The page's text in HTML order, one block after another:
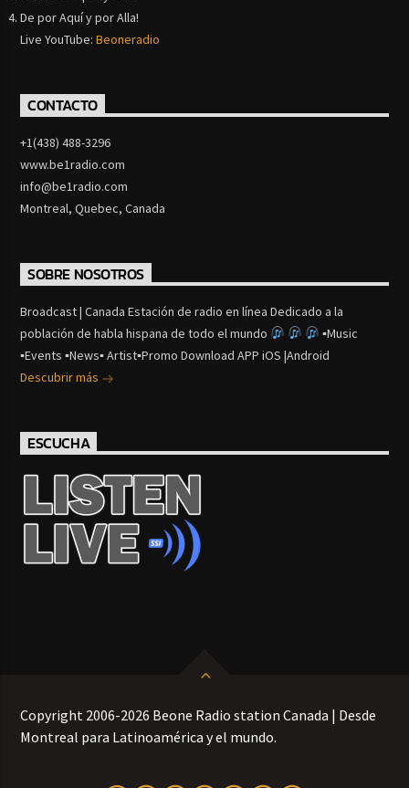
De por Aquí y por Alla!
Live YouTube:Beoneradio
CONTACTO
+1(438) 488-3296
www.be1radio.com
info@be1radio.com
Montreal, Quebec, Canada
SOBRE NOSOTROS
Broadcast | Canada Estación de radio en línea Dedicado a la
población de habla hispana de todo el mundo
▪Music
▪Events ▪News▪ Artist▪Promo Download APP iOS |Android
Descubrir más
ESCUCHA
Copyright 2006-2026 Beone Radio station Canada | Desde
Montreal para Latinoamérica y el mundo.